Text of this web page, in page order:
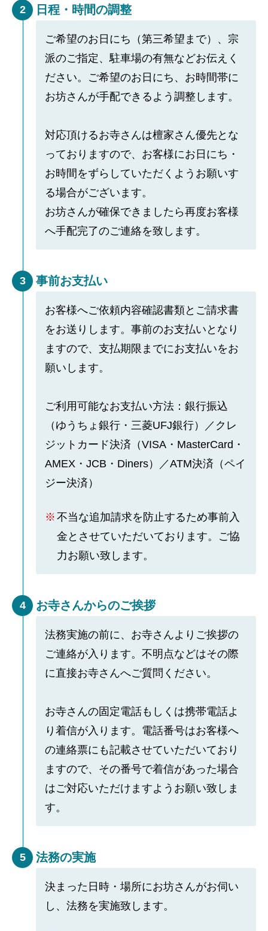
2 日程・時間の調整
ご希望のお日にち（第三希望まで）、宗
派のご指定、駐車場の有無などお伝えく
ださい。ご希望のお日にち、お時間帯に
お坊さんが手配できるよう調整します。
対応頂けるお寺さんは檀家さん優先とな
っておりますので、お客様にお日にち・
お時間をずらしていただくようお願いす
る場合がございます。
お坊さんが確保できましたら再度お客様
へ手配完了のご連絡を致します。
3 事前お支払い
お客様へご依頼内容確認書類とご請求書
をお送りします。事前のお支払いとなり
ますので、支払期限までにお支払いをお
願いします。
ご利用可能なお支払い方法：銀行振込
（ゆうちょ銀行・三菱UFJ銀行）／クレ
ジットカード決済（VISA・MasterCard・
AMEX・JCB・Diners）／ATM決済（ペイ
ジー決済）
不当な追加請求を防止するため事前入
金とさせていただいております。ご協
力お願い致します。
4 お寺さんからのご挨拶
法務実施の前に、お寺さんよりご挨拶の
ご連絡が入ります。不明点などはその際
に直接お寺さんへご質問ください。
お寺さんの固定電話もしくは携帯電話よ
り着信が入ります。電話番号はお客様へ
の連絡票にも記載させていただいており
ますので、その番号で着信があった場合
はご対応いただけますようお願い致しま
す。
5 法務の実施
決まった日時・場所にお坊さんがお伺い
し、法務を実施致します。